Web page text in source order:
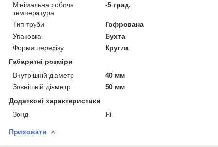
Мінімальна робоча
температура
-5 град.
Тип труби
Гофрована
Упаковка
Бухта
Форма перерізу
Кругла
Габаритні розміри
Внутрішній діаметр
40 мм
Зовнішній діаметр
50 мм
Додаткові характеристики
Зонд
Ні
Приховати